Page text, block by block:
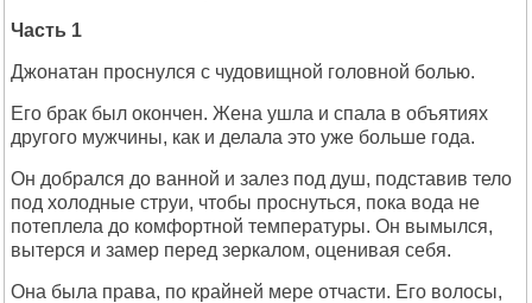
Часть 1
Джонатан проснулся с чудовищной головной болью.
Его брак был окончен. Жена ушла и спала в объятиях
другого мужчины, как и делала это уже больше года.
Он добрался до ванной и залез под душ, подставив тело
под холодные струи, чтобы проснуться, пока вода не
потеплела до комфортной температуры. Он вымылся,
вытерся и замер перед зеркалом, оценивая себя.
Она была права, по крайней мере отчасти. Его волосы,